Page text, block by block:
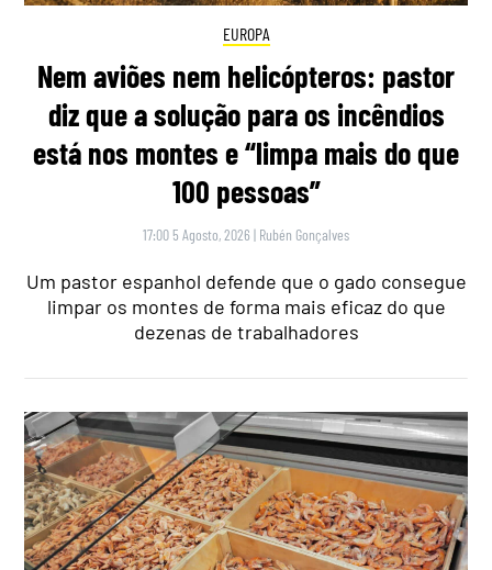
EUROPA
Nem aviões nem helicópteros: pastor
diz que a solução para os incêndios
está nos montes e “limpa mais do que
100 pessoas”
17:00 5 Agosto, 2026 | Rubén Gonçalves
Um pastor espanhol defende que o gado consegue
limpar os montes de forma mais eficaz do que
dezenas de trabalhadores